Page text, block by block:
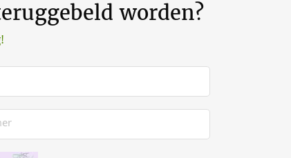
worden?